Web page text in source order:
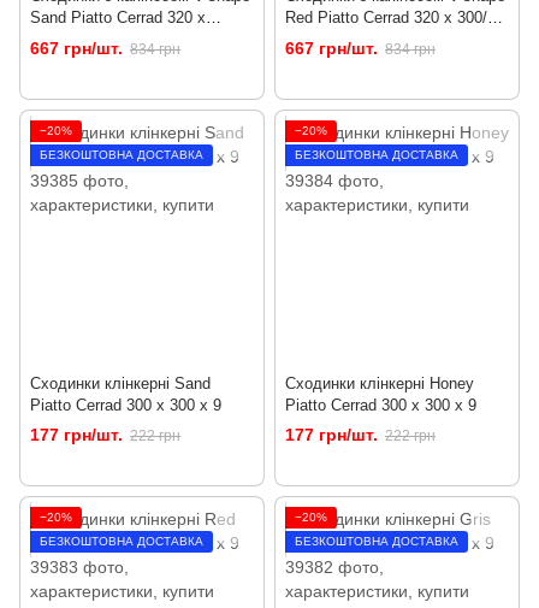
Sand Piatto Cerrad 320 x
300/50 x 9
667 грн/шт. 834 грн
Red Piatto Cerrad 320 x 300/50
x 9
667 грн/шт. 834 грн
−20%
БЕЗКОШТОВНА ДОСТАВКА
Сходинки клінкерні Sand
Piatto Cerrad 300 x 300 x 9
177 грн/шт. 222 грн
−20%
БЕЗКОШТОВНА ДОСТАВКА
Сходинки клінкерні Honey
Piatto Cerrad 300 x 300 x 9
177 грн/шт. 222 грн
−20%
БЕЗКОШТОВНА ДОСТАВКА
−20%
БЕЗКОШТОВНА ДОСТАВКА